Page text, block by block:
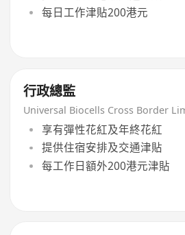
每日工作津貼200港元
行政總監
Universal Biocells Cross Border
享有彈性花紅及年終花紅
提供住宿安排及交通津貼
每工作日額外200港元津貼